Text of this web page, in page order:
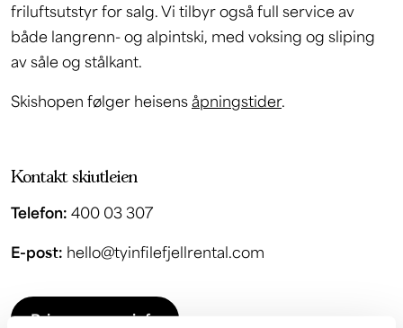
friluftsutstyr for salg. Vi tilbyr også full service av
både langrenn- og alpintski, med voksing og sliping
av såle og stålkant.
Skishopen følger heisensåpningstider.
Kontakt skiutleien
Telefon: 400 03 307
E-post: hello@tyinfilefjellrental.com
Priser og mer info